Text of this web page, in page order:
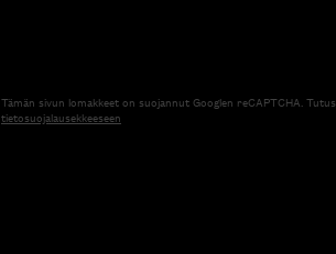
Tämän sivun lomakkeet on suojannut Googlen reCAPTCHA.
tietosuojalausekkeeseen